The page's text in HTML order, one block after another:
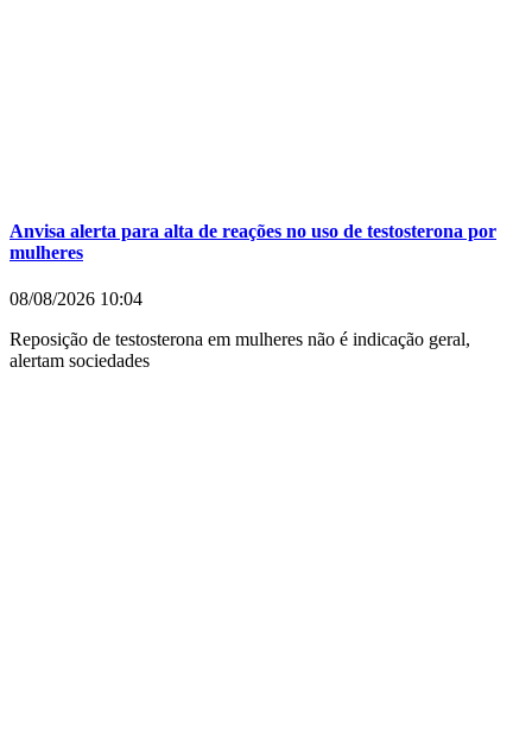
Anvisa alerta para alta de reações no uso de testosterona por
mulheres
08/08/2026 10:04
Reposição de testosterona em mulheres não é indicação geral,
alertam sociedades